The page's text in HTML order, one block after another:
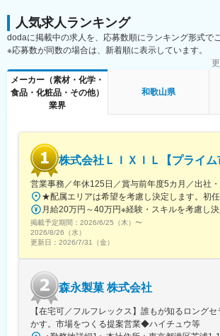
に対しての想いや仕事に対しての誇りを持っ
す。
・イノベーションに対しても積極的で、総売
開発費として投資しております。
変更の範囲：会社の定める業務
■将来的なキャリアパス：
・英語スキルを活かし、Globalプロジェクト
・プロジェクトリーダーおよび管理職として
務 など
■当社IT部門の特徴：
が主導しプロダクト開発をすすめております
を活かし、大きな裁量を持って開発に携わる
◎活発な社内エンジニアコミュニティ
エンジニア同士の交流を奨励する文化があり
討会、部活動、チームワークショップなど、
合う機会が豊富！技術的な知見を深め、仲間
成長できる環境です。
ディングカンパニーです。10億人以上の人び
用しており、日々「豊かで快適な住まい」に
す。
また、「誰もが自分らしく働ける環境づくり
2025年3月期には男性の育休取得率も90.7%
人気求人ランキング
dodaに掲載中の求人を、応募数順にランキング形式で
※応募数が同数の場合は、新着順に表示しています。
メーカー（素材・化学・
食品・化粧品・その他）
業界
和歌山県
株式会社ＬＩＸＩＬ【プライム
営業事務／年休125日／賞与前年度5カ月／出社
月給20万円～40万円※経験・スキルを考慮し
掲載予定期間： 2026/6/25（木） 〜
2026/8/26（水）
更新日： 2026/7/31（金）
森永製菓 株式会社
【在宅可／フルフレックス】誰もが知るロング
かす。市場をつくる提案営業◆ハイチュウ等